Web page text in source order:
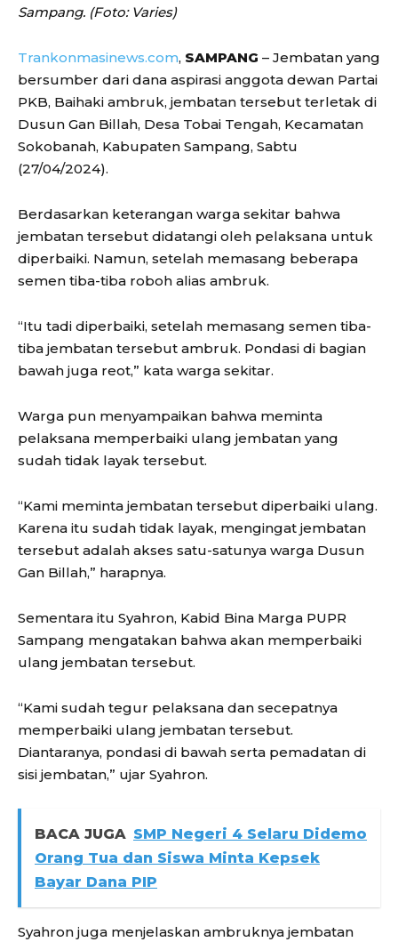
Sampang. (Foto: Varies)
Trankonmasinews.com, SAMPANG – Jembatan yang
bersumber dari dana aspirasi anggota dewan Partai
PKB, Baihaki ambruk, jembatan tersebut terletak di
Dusun Gan Billah, Desa Tobai Tengah, Kecamatan
Sokobanah, Kabupaten Sampang, Sabtu
(27/04/2024).
Berdasarkan keterangan warga sekitar bahwa
jembatan tersebut didatangi oleh pelaksana untuk
diperbaiki. Namun, setelah memasang beberapa
semen tiba-tiba roboh alias ambruk.
“Itu tadi diperbaiki, setelah memasang semen tiba-
tiba jembatan tersebut ambruk. Pondasi di bagian
bawah juga reot,” kata warga sekitar.
Warga pun menyampaikan bahwa meminta
pelaksana memperbaiki ulang jembatan yang
sudah tidak layak tersebut.
“Kami meminta jembatan tersebut diperbaiki ulang.
Karena itu sudah tidak layak, mengingat jembatan
tersebut adalah akses satu-satunya warga Dusun
Gan Billah,” harapnya.
Sementara itu Syahron, Kabid Bina Marga PUPR
Sampang mengatakan bahwa akan memperbaiki
ulang jembatan tersebut.
“Kami sudah tegur pelaksana dan secepatnya
memperbaiki ulang jembatan tersebut.
Diantaranya, pondasi di bawah serta pemadatan di
sisi jembatan,” ujar Syahron.
BACA JUGA SMP Negeri 4 Selaru Didemo
Orang Tua dan Siswa Minta Kepsek
Bayar Dana PIP
Syahron juga menjelaskan ambruknya jembatan